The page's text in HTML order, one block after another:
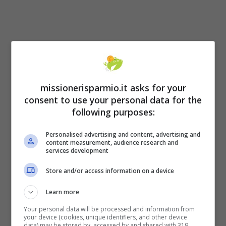
Adesso toccherà ad Emmanuel
francese ha già messo in agenda questa
questione. E’ in atto uno scontro tra i
sindacati e la premier
vuole chiudere l’argomento entro maggio.
Intanto i sindacati fanno sapere che gli
missionerisparmio.it asks for your
consent to use your personal data for the
following purposes:
Personalised advertising and content, advertising and
content measurement, audience research and
services development
Store and/or access information on a device
Learn more
Your personal data will be processed and information from
your device (cookies, unique identifiers, and other device